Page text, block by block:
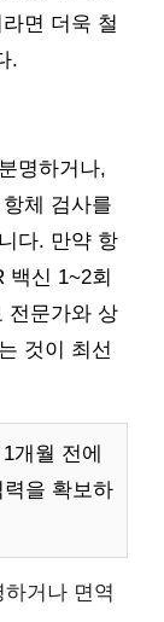
면 더욱 철
.
명하거나,
체 검사를
다. 만약 항
백신 1~2회
전문가와 상
것이 최선
개월 전에
을 확보하
거나 면역